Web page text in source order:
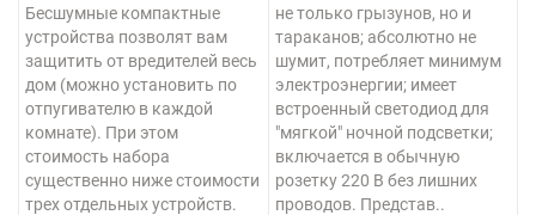
Бесшумные компактные
устройства позволят вам
защитить от вредителей весь
дом (можно установить по
отпугивателю в каждой
комнате). При этом
стоимость набора
существенно ниже стоимости
трех отдельных устройств.
не только грызунов, но и
тараканов; абсолютно не
шумит, потребляет минимум
электроэнергии; имеет
встроенный светодиод для
"мягкой" ночной подсветки;
включается в обычную
розетку 220 В без лишних
проводов. Представ..